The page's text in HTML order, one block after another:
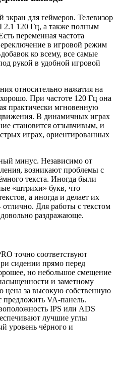
для геймеров. Телевизор
120 Гц, а также полным
переменная частота
в игровой режим
ко всему, все самые
рукой в удобной игровой
относительно нажатия на
При частоте 120 Гц она
практически мгновенную
В динамичных играх
становится отзывчивым, и
играх, ориентированных
минус. Независимо от
возникают проблемы с
текста. Иногда были
«штрихи» букв, что
а иногда и делает их
Для работы с текстом
раздражающе.
точно соответствуют
сидении прямо перед
но небольшое смещение
и заметному
цена за высокую собственную
предложить VA-панель.
IPS или ADS
лучшие углы
уровень чёрного и